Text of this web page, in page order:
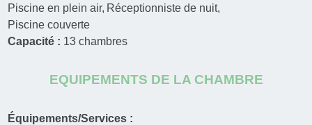
Piscine en plein air Réceptionniste de nuit
Piscine couverte
Capacité : 13 chambres
EQUIPEMENTS DE LA CHAMBRE
Équipements/Services :